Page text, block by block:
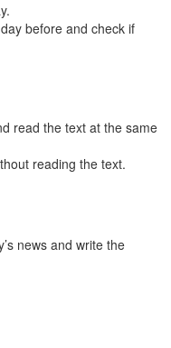
before and check if
read the text at the same
reading the text.
news and write the